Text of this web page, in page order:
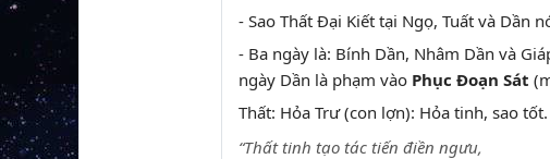
- Sao Thất Đại Kiết tại Ngọ, Tuất và Dần
- Ba ngày là: Bính Dần, Nhâm Dần và
ngày Dần là phạm vào Phục Đoạn Sát
Thất: Hỏa Trư (con lợn): Hỏa tinh, sao
“Thất tinh tạo tác tiến điền ngưu,